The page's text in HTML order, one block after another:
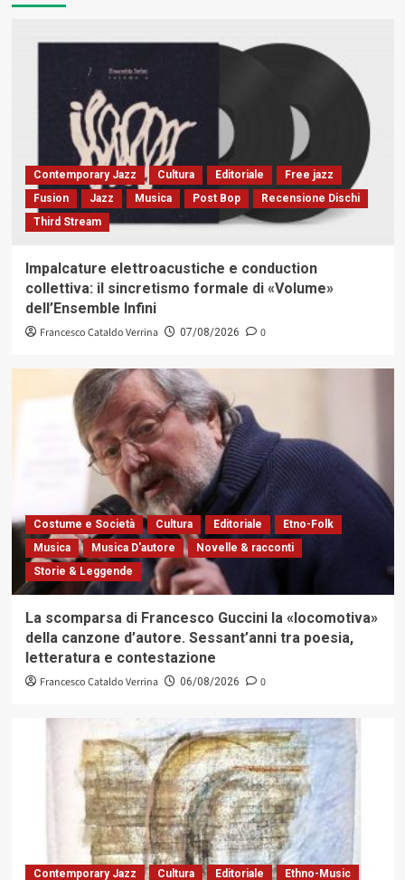
Contemporary Jazz Cultura Editoriale
Free jazz
Fusion
Jazz Musica Post Bop
Recensione Dischi
Third Stream
Impalcature elettroacustiche e conduction
collettiva: il sincretismo formale di «Volume»
dell’Ensemble Infini
Francesco Cataldo Verrina 07/08/2026 0
Costume e Società Cultura Editoriale
Etno-Folk
Musica
Musica D'autore
Novelle & racconti
Storie & Leggende
La scomparsa di Francesco Guccini la «locomotiva»
della canzone d’autore. Sessant’anni tra poesia,
letteratura e contestazione
Francesco Cataldo Verrina 06/08/2026 0
Contemporary Jazz Cultura Editoriale Ethno-Music